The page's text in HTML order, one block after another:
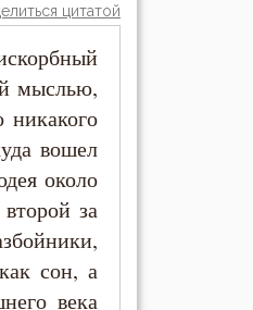
цитатой
мыслью,
никакого
вошел
около
за
сон, а
века